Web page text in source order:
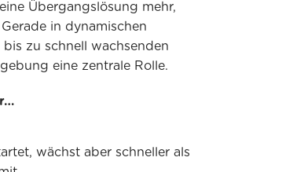
Übergangslösung mehr,
in dynamischen
zu schnell wachsenden
eine zentrale Rolle.
wächst aber schneller als